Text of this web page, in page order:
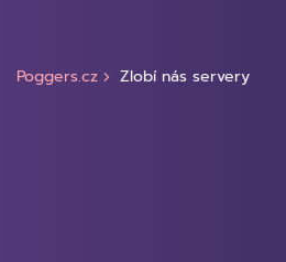
Poggers.cz Zlobí nás servery